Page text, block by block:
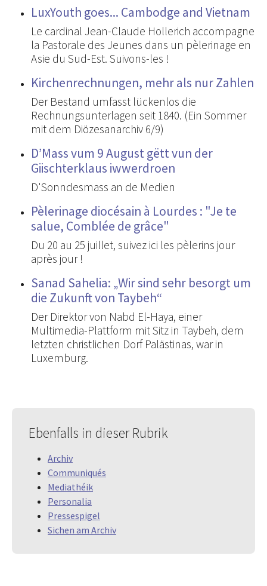
LuxYouth goes... Cambodge and Vietnam
Le cardinal Jean-Claude Hollerich accompagne
la Pastorale des Jeunes dans un pèlerinage en
Asie du Sud-Est. Suivons-les !
Kirchenrechnungen, mehr als nur Zahlen
Der Bestand umfasst lückenlos die
Rechnungsunterlagen seit 1840. (Ein Sommer
mit dem Diözesanarchiv 6/9)
D’Mass vum 9 August gëtt vun der
Giischterklaus iwwerdroen
D'Sonndesmass an de Medien
Pèlerinage diocésain à Lourdes : "Je te
salue, Comblée de grâce"
Du 20 au 25 juillet, suivez ici les pèlerins jour
après jour !
Sanad Sahelia: „Wir sind sehr besorgt um
die Zukunft von Taybeh“
Der Direktor von Nabd El-Haya, einer
Multimedia-Plattform mit Sitz in Taybeh, dem
letzten christlichen Dorf Palästinas, war in
Luxemburg.
Ebenfalls in dieser Rubrik
Archiv
Communiqués
Mediathéik
Personalia
Pressespigel
Sichen am Archiv